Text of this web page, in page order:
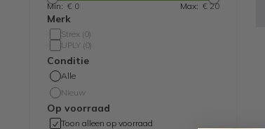
Min: € 0 Max: € 20
Merk
Strex (0)
UPLY (0)
Conditie
Alle
Nieuw
Op voorraad
Toon alleen op voorraad